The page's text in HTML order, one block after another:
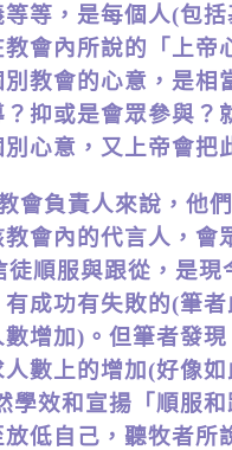
等，是每個人(包
會內所說的「上帝
教會的心意，是相
抑或是會眾參與？
心意，又上帝會把
會負責人來說，他
會內的代言人，
順服與跟從，是
成功有失敗的(筆
增加)。但筆者發
數上的增加(好像
學效和宣揚「順服
低自己，聽牧者所